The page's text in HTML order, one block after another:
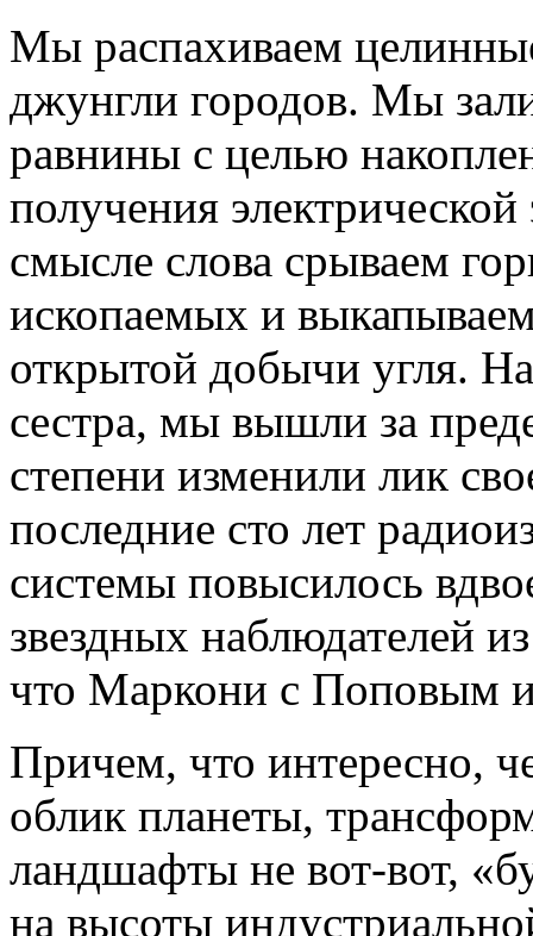
Мы распахиваем
джунгли городов. Мы
равнины с целью
получения
смысле слова срываем
ископаемых и
открытой добычи угля.
сестра, мы вышли за
степени изменили лик
последние сто лет
системы повысилось
звездных наблюдателей
что Маркони с Поповым
Причем, что интересно,
облик планеты,
ландшафты не вот-вот,
на высоты